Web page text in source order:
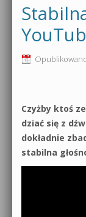
Czyżby ktoś
dziać się z
dokładnie
stabilna